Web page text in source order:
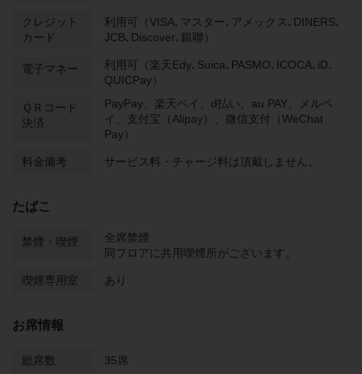
クレジット
カード
利用可（VISA､マスター､アメックス､DINERS､
JCB､Discover､銀聯）
電子マネー
利用可（楽天Edy､Suica､PASMO､ICOCA､iD､
QUICPay）
ＱＲコード
決済
PayPay、楽天ペイ、d払い、au PAY、メルペ
イ、支付宝（Alipay）、微信支付（WeChat
Pay）
料金備考 サービス料・チャージ料は頂戴しません。
たばこ
禁煙・喫煙
全席禁煙
同フロアに共用喫煙所がございます。
喫煙専用室 あり
お席情報
総席数 35席